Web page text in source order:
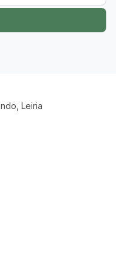
Leiria